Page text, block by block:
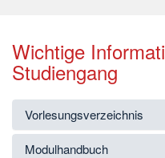
Wichtige
Studiengang
Vorlesungsverzeichnis
Modulhandbuch